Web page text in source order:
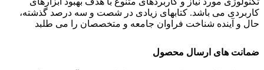
کاربردی می باشد. کتابهای زیادی در شصت و سه درصد گذشته،
حال و آینده شناخت فراوان جامعه و متخصصان را می طلبد
ضمانت های ارسال محصول